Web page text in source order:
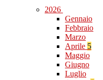
2026
Gennaio
Febbraio
Marzo
Aprile 5
Maggio
Giugno
Luglio